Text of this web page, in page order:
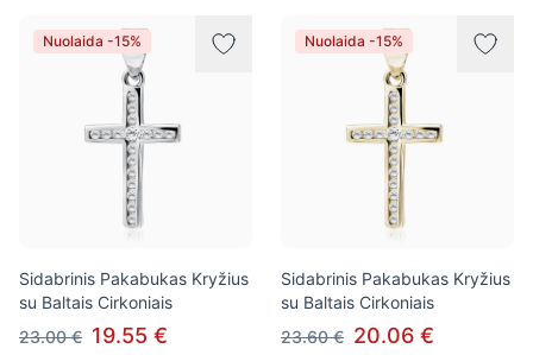
Nuolaida -15%
Sidabrinis Pakabukas Kryžius
su Baltais Cirkoniais
23.00 € 19.55 €
Nuolaida -15%
Sidabrinis Pakabukas Kryžius
su Baltais Cirkoniais
23.60 € 20.06 €